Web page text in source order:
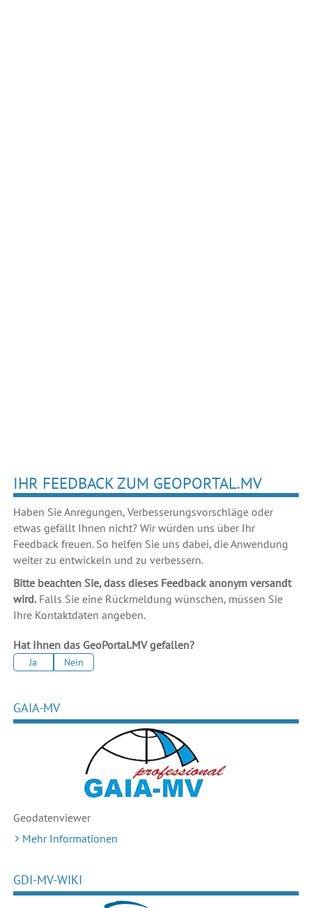
IHR FEEDBACK ZUM GEOPORTAL.MV
Haben Sie Anregungen, Verbesserungsvorschläge oder
etwas gefällt Ihnen nicht? Wir würden uns über Ihr
Feedback freuen. So helfen Sie uns dabei, die Anwendung
weiter zu entwickeln und zu verbessern.
Bitte beachten Sie, dass dieses Feedback anonym versandt
wird.Falls Sie eine Rückmeldung wünschen, müssen Sie
Ihre Kontaktdaten angeben.
Hat Ihnen das GeoPortal.MV gefallen?
Ja Nein
GAIA-MV
Geodatenviewer
Mehr Informationen
GDI-MV-WIKI